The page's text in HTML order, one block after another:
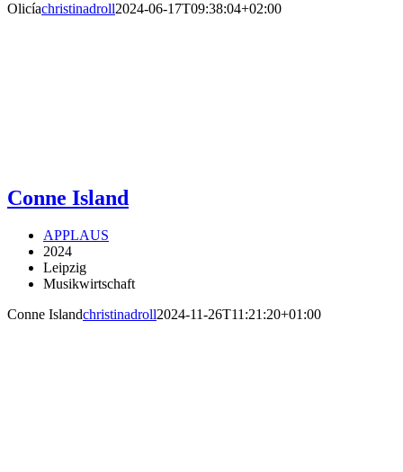
Olicíachristinadroll2024-06-17T09:38:04+02:00
Conne Island
APPLAUS
2024
Leipzig
Musikwirtschaft
Conne Islandchristinadroll2024-11-26T11:21:20+01:00